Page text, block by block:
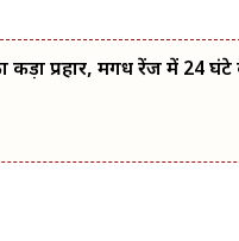
प्रहार, मगध रेंज में 24